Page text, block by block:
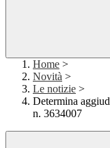
Home >
Novità >
Le notizie >
Determina
n. 3634007